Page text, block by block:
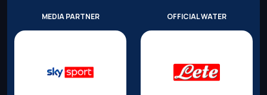
MEDIA PARTNER OFFICIAL WATER